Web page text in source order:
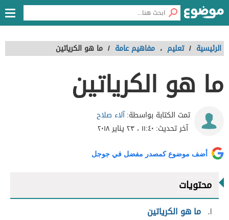
الرئيسية / تعليم ، مفاهيم عامة / ما هو الكرياتين
ما هو الكرياتين
تمت الكتابة بواسطة:آلاء صلاح
آخر تحديث: ١١:٤٠ ، ٢٣ يناير ٢٠١٨
أضف موضوع كمصدر مفضل في جوجل
محتويات
١ ما هو الكرياتين